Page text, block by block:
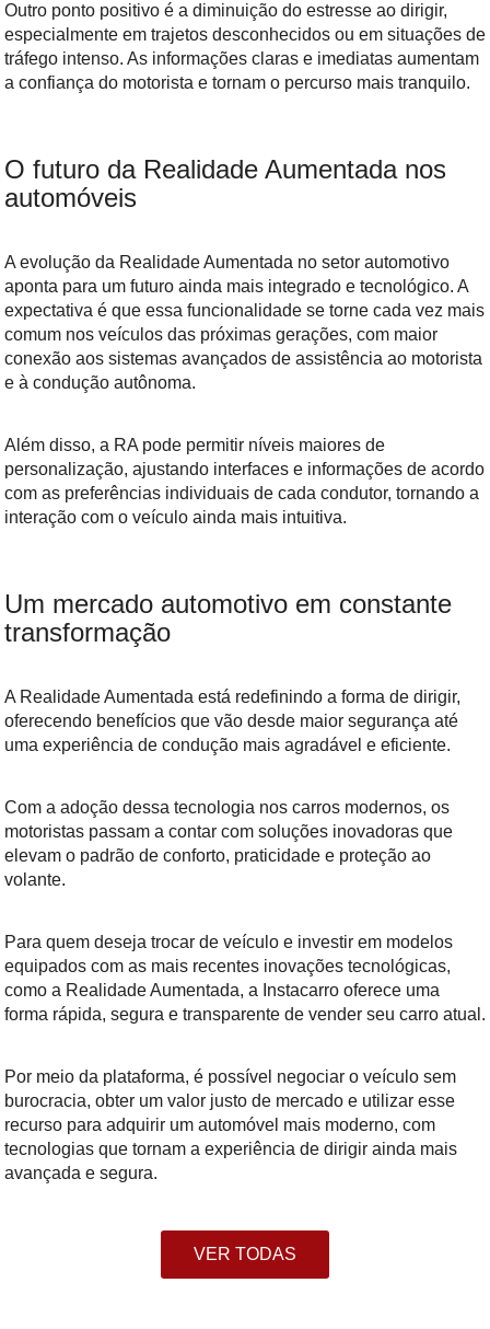
Outro ponto positivo é a diminuição do estresse ao dirigir,
especialmente em trajetos desconhecidos ou em situações de
tráfego intenso. As informações claras e imediatas aumentam
a confiança do motorista e tornam o percurso mais tranquilo.
O futuro da Realidade Aumentada nos
automóveis
A evolução da Realidade Aumentada no setor automotivo
aponta para um futuro ainda mais integrado e tecnológico. A
expectativa é que essa funcionalidade se torne cada vez mais
comum nos veículos das próximas gerações, com maior
conexão aos sistemas avançados de assistência ao motorista
e à condução autônoma.
Além disso, a RA pode permitir níveis maiores de
personalização, ajustando interfaces e informações de acordo
com as preferências individuais de cada condutor, tornando a
interação com o veículo ainda mais intuitiva.
Um mercado automotivo em constante
transformação
A Realidade Aumentada está redefinindo a forma de dirigir,
oferecendo benefícios que vão desde maior segurança até
uma experiência de condução mais agradável e eficiente.
Com a adoção dessa tecnologia nos carros modernos, os
motoristas passam a contar com soluções inovadoras que
elevam o padrão de conforto, praticidade e proteção ao
volante.
Para quem deseja trocar de veículo e investir em modelos
equipados com as mais recentes inovações tecnológicas,
como a Realidade Aumentada, a Instacarro oferece uma
forma rápida, segura e transparente de vender seu carro atual.
Por meio da plataforma, é possível negociar o veículo sem
burocracia, obter um valor justo de mercado e utilizar esse
recurso para adquirir um automóvel mais moderno, com
tecnologias que tornam a experiência de dirigir ainda mais
avançada e segura.
VER TODAS